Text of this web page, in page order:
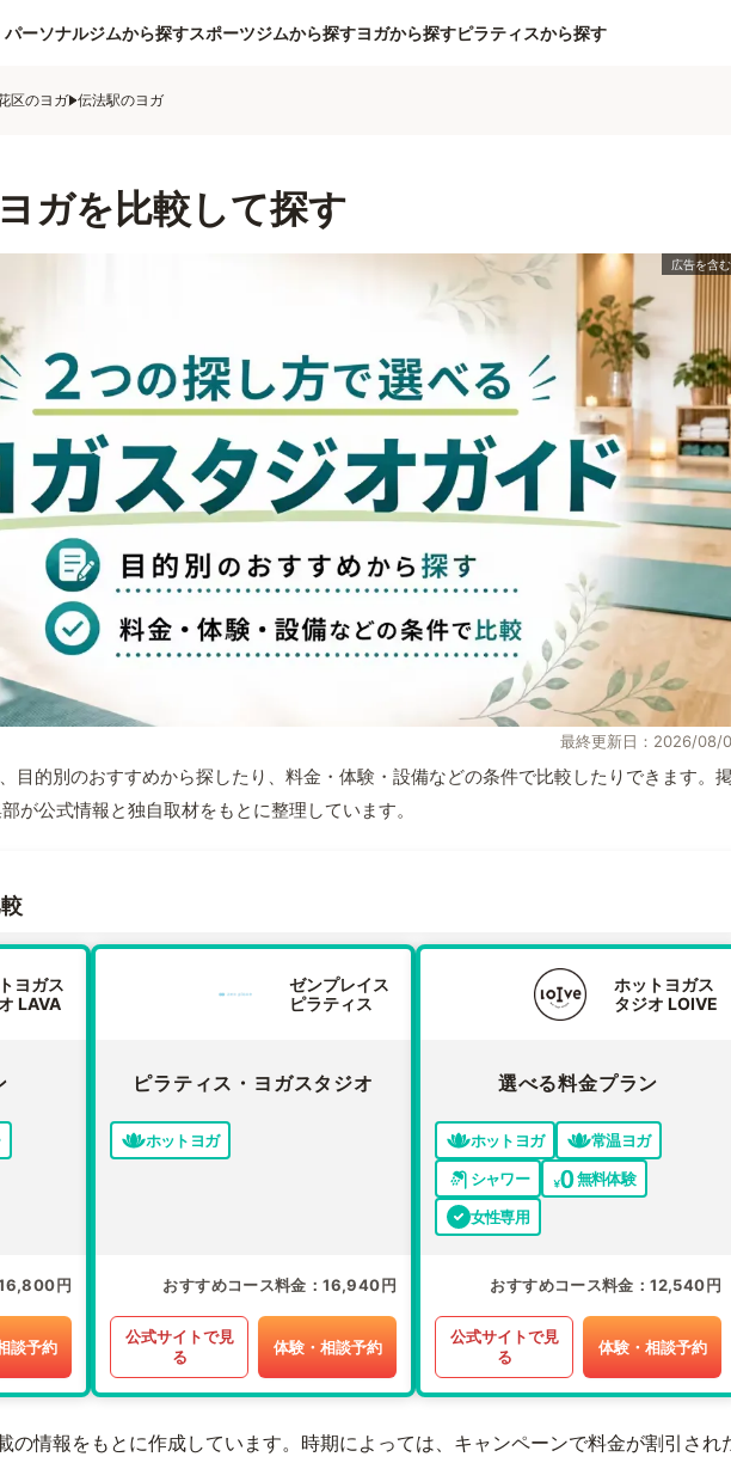
パーソナルジムから探すスポーツジムから探すヨガから探すピラティスから探す
区のヨガ 伝法駅のヨガ
ガを比較して探す
最終更新日：2026/08/
目的別のおすすめから探したり、料金・体験・設備などの条件で比較したりできます。
が公式情報と独自取材をもとに整理しています。
ヨガス
LAVA
円
談予約
ゼンプレイス
ピラティス
ピラティス・ヨガスタジオ
ホットヨガ
おすすめコース料金 16,940円
公式サイトで見
る
体験・相談予約
ホットヨガス
タジオ LOIVE
選べる料金プラン
ホットヨガ
常温ヨガ
シャワー
無料体験
女性専用
おすすめコース料金 12,540円
公式サイトで見
る
体験・相談予約
の情報をもとに作成しています。時期によっては、キャンペーンで料金が割引され